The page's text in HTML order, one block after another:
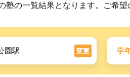
塾の一覧結果となります。ご希望
園駅 変更 学